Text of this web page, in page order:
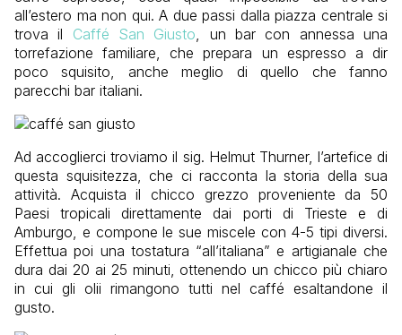
all’estero ma non qui. A due passi dalla piazza centrale si
trova il Caffé San Giusto , un bar con annessa una
torrefazione familiare, che prepara un espresso a dir
poco squisito, anche meglio di quello che fanno
parecchi bar italiani.
Ad accoglierci troviamo il sig. Helmut Thurner, l’artefice di
questa squisitezza, che ci racconta la storia della sua
attività. Acquista il chicco grezzo proveniente da 50
Paesi tropicali direttamente dai porti di Trieste e di
Amburgo, e compone le sue miscele con 4-5 tipi diversi.
Effettua poi una tostatura “all’italiana” e artigianale che
dura dai 20 ai 25 minuti, ottenendo un chicco più chiaro
in cui gli olii rimangono tutti nel caffé esaltandone il
gusto.